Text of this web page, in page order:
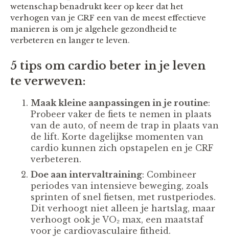
wetenschap benadrukt keer op keer dat het
verhogen van je CRF een van de meest effectieve
manieren is om je algehele gezondheid te
verbeteren en langer te leven.
5 tips om cardio beter in je leven
te verweven:
Maak kleine aanpassingen in je routine:
Probeer vaker de fiets te nemen in plaats
van de auto, of neem de trap in plaats van
de lift. Korte dagelijkse momenten van
cardio kunnen zich opstapelen en je CRF
verbeteren.
Doe aan intervaltraining: Combineer
periodes van intensieve beweging, zoals
sprinten of snel fietsen, met rustperiodes.
Dit verhoogt niet alleen je hartslag, maar
verhoogt ook je VO₂ max, een maatstaf
voor je cardiovasculaire fitheid​.